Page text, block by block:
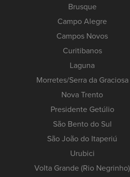
Brusque
Campo Alegre
Campos Novos
Curitibanos
Laguna
Morretes/Serra da Graciosa
Nova Trento
Presidente Getúlio
São Bento do Sul
São João do Itaperiú
Urubici
Volta Grande (Rio Negrinho)